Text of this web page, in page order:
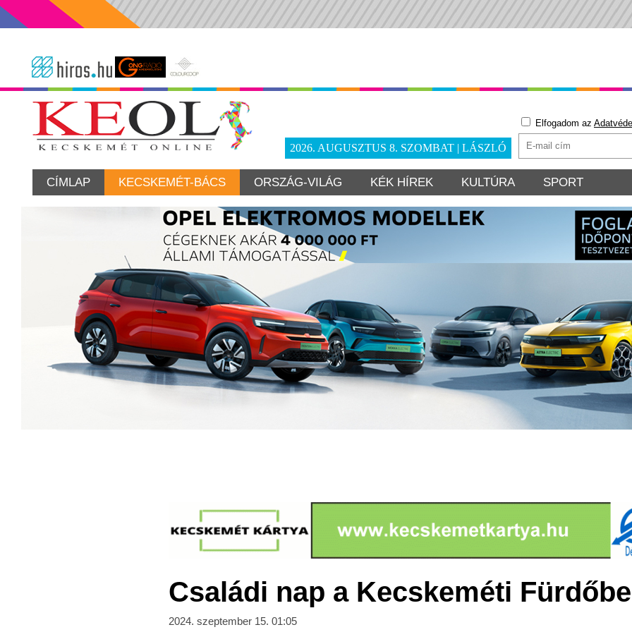
2026. AUGUSZTUS 8. SZOMBAT | LÁSZLÓ
Elfogadom az
CÍMLAP KECSKEMÉT-BÁCS ORSZÁG-VILÁG KÉK HÍREK KULTÚRA SPORT
Családi nap a Kecskeméti
2024. szeptember 15. 01:05